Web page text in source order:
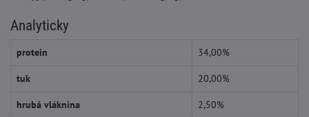
Analyticky
protein 34,00%
tuk 20,00%
hrubá vláknina 2,50%